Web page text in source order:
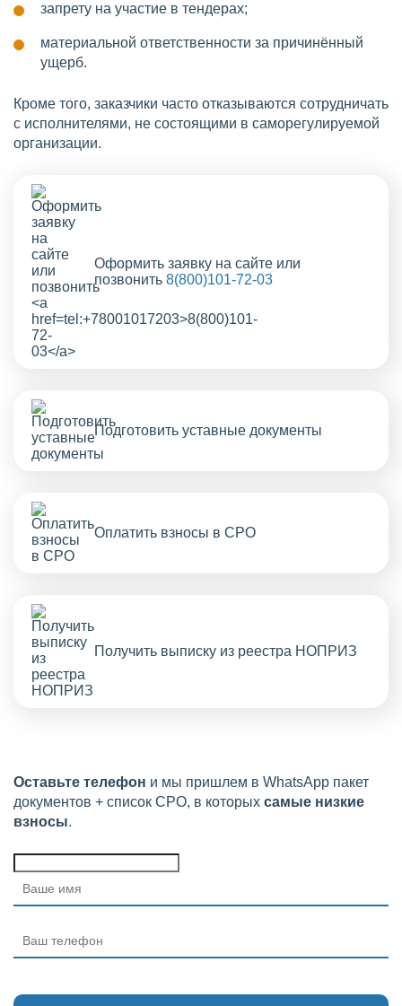
запрету на участие в тендерах;
материальной ответственности за причинённый
ущерб.
Кроме того, заказчики часто отказываются сотрудничать
с исполнителями, не состоящими в саморегулируемой
организации.
Оформить заявку на сайте или
позвонить 8(800)101-72-03
Подготовить уставные документы
Оплатить взносы в СРО
Получить выписку из реестра НОПРИЗ
Оставьте телефон и мы пришлем в WhatsApp пакет
документов + список СРО, в которых самые низкие
взносы.